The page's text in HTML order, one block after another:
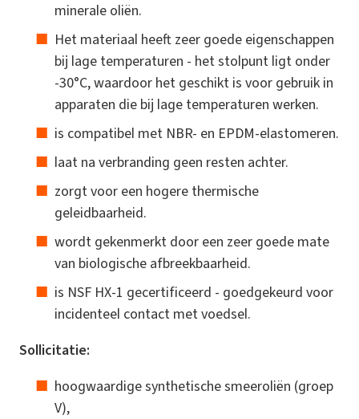
minerale oliën.
Het materiaal heeft zeer goede eigenschappen
bij lage temperaturen - het stolpunt ligt onder
-30°C, waardoor het geschikt is voor gebruik in
apparaten die bij lage temperaturen werken.
is compatibel met NBR- en EPDM-elastomeren.
laat na verbranding geen resten achter.
zorgt voor een hogere thermische
geleidbaarheid.
wordt gekenmerkt door een zeer goede mate
van biologische afbreekbaarheid.
is NSF HX-1 gecertificeerd - goedgekeurd voor
incidenteel contact met voedsel.
Sollicitatie:
hoogwaardige synthetische smeeroliën (groep
V),